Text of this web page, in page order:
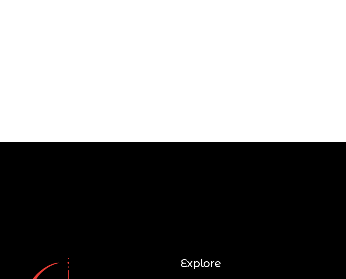
Explore